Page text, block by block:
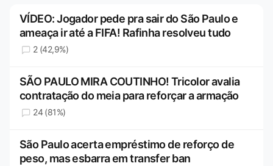
VÍDEO: Jogador pede pra sair do São Paulo e
ameaça ir até a FIFA! Rafinha resolveu tudo
2 (42,9%)
SÃO PAULO MIRA COUTINHO! Tricolor avalia
contratação do meia para reforçar a armação
24 (81%)
São Paulo acerta empréstimo de reforço de
peso, mas esbarra em transfer ban